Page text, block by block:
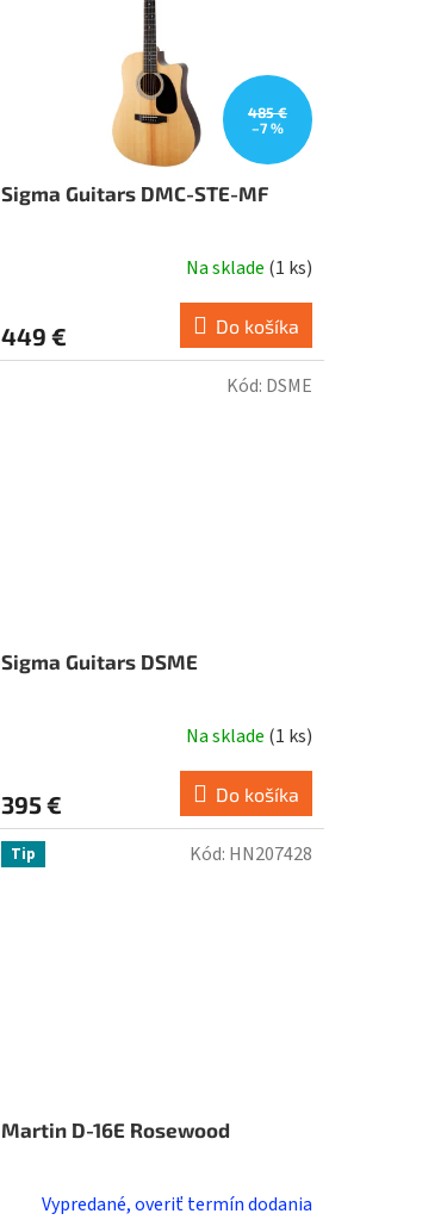
485 €
–7 %
Sigma Guitars DMC-STE-MF
Na sklade (1 ks)
449 € Do košíka
Sigma Guitars DSME
Na sklade (1 ks)
395 € Do košíka
Kód: DSME
Tip
Martin D-16E Rosewood
Vypredané, overiť termín dodania
Kód: HN207428